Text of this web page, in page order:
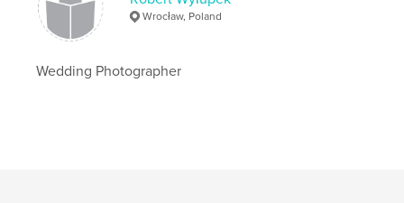
Wrocław, Poland
Wedding Photographer